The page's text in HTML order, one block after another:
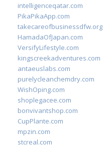
intelligenceqatar.com
PikaPikaApp.com
takecareofbusinessdfw.org
HamadaOfJapan.com
VersifyLifestyle.com
kingscreekadventures.com
antaeuslabs.com
purelycleanchemdry.com
WishOping.com
shoplegacee.com
bonvivantshop.com
CupPlante.com
mpzin.com
stcreal.com